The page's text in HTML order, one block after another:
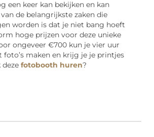
een keer kan bekijken en kan
van de belangrijkste zaken die
worden is dat je niet bang hoeft
hoge prijzen voor deze unieke
ongeveer €700 kun je vier uur
foto’s maken en krijg je je printjes
deze fotobooth huren?